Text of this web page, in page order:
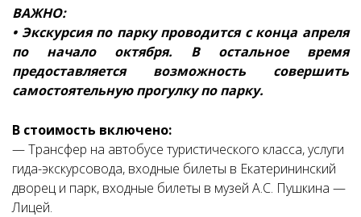
ВАЖНО:
• Экскурсия по парку проводится с конца апреля
по начало октября. В остальное время
предоставляется возможность совершить
самостоятельную прогулку по парку.
В стоимость включено:
— Трансфер на автобусе туристического класса, услуги
гида-экскурсовода, входные билеты в Екатерининский
дворец и парк, входные билеты в музей А.С. Пушкина —
Лицей.